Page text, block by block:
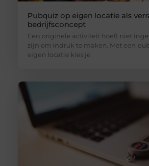
Pubquiz op eigen locatie als
bedrijfsconcept
Een originele activiteit hoeft niet
zijn om indruk te maken. Met een
eigen locatie kies je